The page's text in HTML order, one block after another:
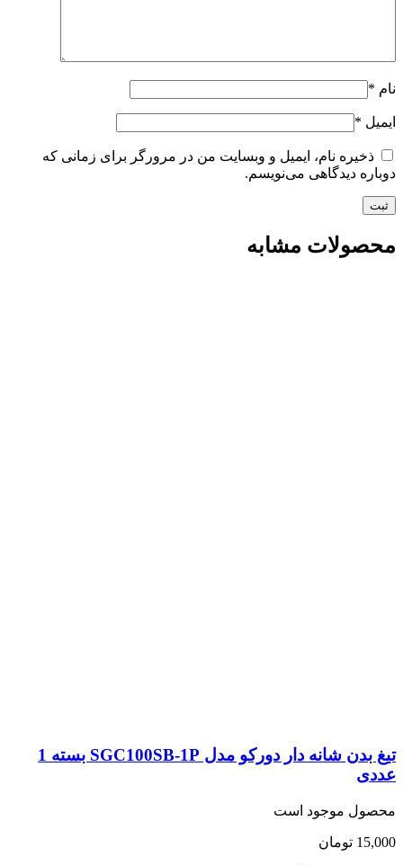
نام، ایمیل و وبسایت من در مرورگر برای زمانی که
می‌نویسم.
مشابه
تیغ بدن شانه دار دورکو مدل SGC100SB-1P بسته 1
است